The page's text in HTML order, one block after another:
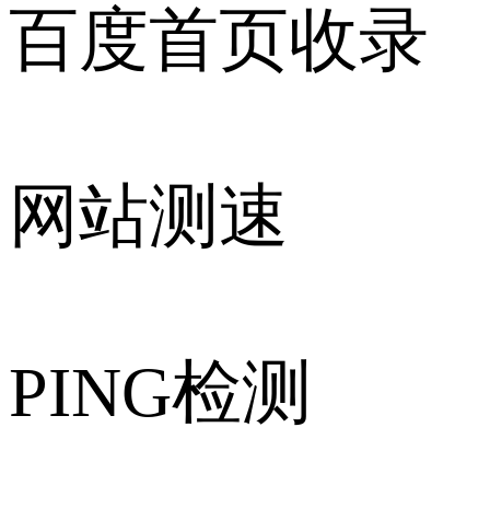
百度首页收录
网站测速
PING检测